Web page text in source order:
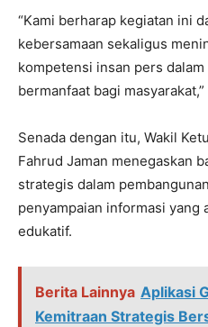
“Kami berharap kegiatan ini
kebersamaan sekaligus
kompetensi insan pers
bermanfaat bagi
Senada dengan itu, Wakil
Fahrud Jaman menegaskan
strategis dalam
penyampaian informasi yang
edukatif.
Berita Lainnya Aplikasi
Kemitraan Strategis